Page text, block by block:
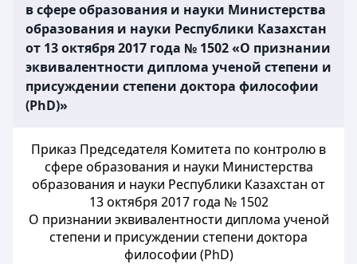
в сфере образования и науки Министерства
образования и науки Республики Казахстан
от 13 октября 2017 года № 1502 «О признании
эквивалентности диплома ученой степени и
присуждении степени доктора философии
(PhD)»
Приказ Председателя Комитета по контролю в
сфере образования и науки Министерства
образования и науки Республики Казахстан от
13 октября 2017 года № 1502
О признании эквивалентности диплома ученой
степени и присуждении степени доктора
философии (PhD)